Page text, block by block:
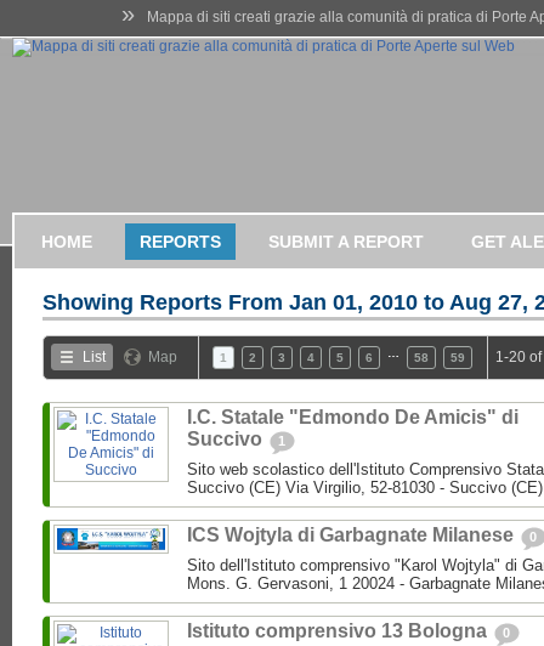
» Mappa di siti creati grazie alla comunità di pratica di Porte
HOME REPORTS SUBMIT A REPORT GET
Showing Reports From Jan 01, 2010 to Aug 27,
List Map 1 2 3 4 5 6 58 59 1-20
I.C. Statale "Edmondo De Amicis" di
Succivo
1
Sito web scolastico dell'Istituto Comprensivo
Succivo (CE) Via Virgilio, 52-81030 - Succivo
ICS Wojtyla di Garbagnate Milanese 0
Sito dell'Istituto comprensivo "Karol Wojtyla" di
Mons. G. Gervasoni, 1 20024 - Garbagnate
Istituto comprensivo 13 Bologna 0